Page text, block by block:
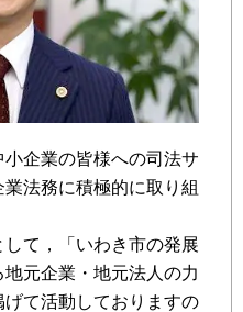
企業の皆様への司法サ
法務に積極的に取り組
て，「いわき市の発展
元企業・地元法人の力
て活動しておりますの